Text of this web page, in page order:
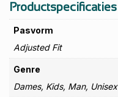
Productspecificaties
Pasvorm
Adjusted Fit
Genre
Dames, Kids, Man, Unisex